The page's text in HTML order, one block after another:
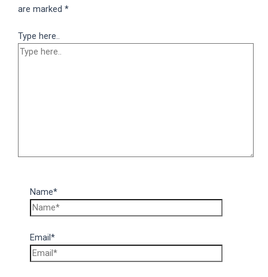
are marked*
Type here..
Name*
Email*